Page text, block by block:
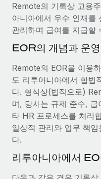
신원 조사
채용 후보자 심사 프로세
Compliance
기기 관리
전 세계 IT 장비 제공 및
법인 설립
법인 설립을 빠르고 준법
직원 해외 이전을 간편하
사례 연구
지원받기
모든 리소스 보기
글로벌 급여
EOR 및 PEO
계약자 관리
블로그 둘러보기
Remote의 기록상 고용
아니아에서 우수 인재를
관리하며 급여를 지급할
EOR의 개념과 운
Remote의 EOR을 이용
도 리투아니아에서 합법
다. 형식상(법적으로)
며, 당사는 규제 준수,
타 HR 프로세스를 처리
일상적 관리와 업무 책
다.
리투아니아에서